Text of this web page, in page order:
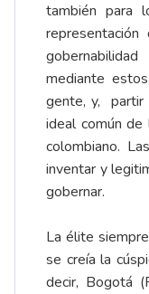
también para
mediante
gente, y, partir
ideal común
colombiano.
inventar y
gobernar.
La élite
se creía la
decir, Bogotá